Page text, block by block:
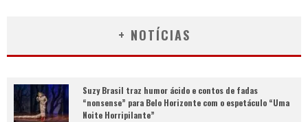
+ NOTÍCIAS
Suzy Brasil traz humor ácido e contos de fadas
“nonsense” para Belo Horizonte com o espetáculo “Uma
Noite Horripilante”